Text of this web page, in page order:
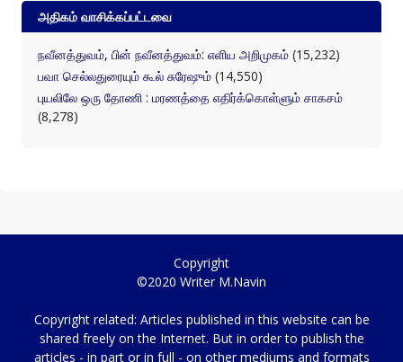
அதிகம் வாசிக்கப்பட்டவை
நவீனத்துவம், பின் நவீனத்துவம்: எளிய அறிமுகம் (15,232)
பவா செல்லதுரையும் கூல் சுரேஷும் (14,550)
புயலிலே ஒரு தோணி : மரணத்தை எதிர்க்கொள்ளும் சாகசம்
(8,278)
Copyright
©2020 Writer M.Navin
Copyright related: Articles published in this website can be
shared freely on the Internet. But in order to publish the
articles - in part or in full - on other mediums and formats